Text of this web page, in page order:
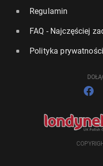
Regulamin
FAQ - Najczęściej
Polityka